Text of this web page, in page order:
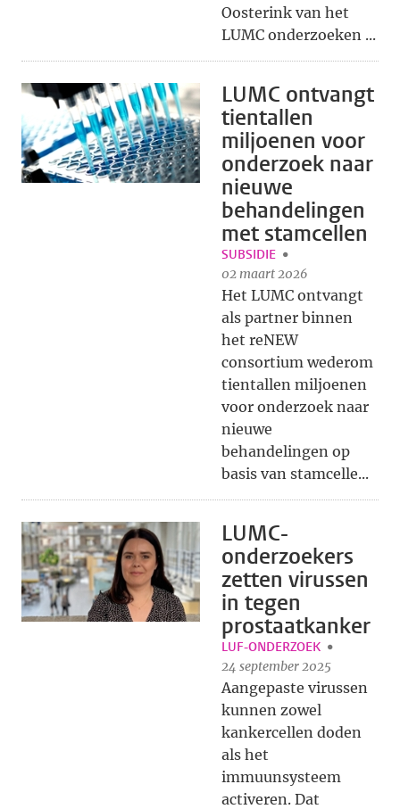
Oosterink van het
LUMC onderzoeken ...
LUMC ontvangt
tientallen
miljoenen voor
onderzoek naar
nieuwe
behandelingen
met stamcellen
SUBSIDIE
02 maart 2026
Het LUMC ontvangt
als partner binnen
het reNEW
consortium wederom
tientallen miljoenen
voor onderzoek naar
nieuwe
behandelingen op
basis van stamcelle...
LUMC-
onderzoekers
zetten virussen
in tegen
prostaatkanker
LUF-ONDERZOEK
24 september 2025
Aangepaste virussen
kunnen zowel
kankercellen doden
als het
immuunsysteem
activeren. Dat